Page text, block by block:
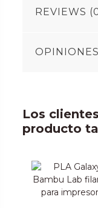
REVIEWS
Los
producto